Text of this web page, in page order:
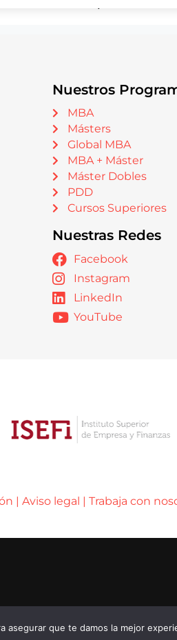
Nuestros
MBA
Másters
Global MBA
MBA + Máster
Máster Dobles
PDD
Cursos Superiores
Nuestras Redes
Facebook
Instagram
LinkedIn
YouTube
| Aviso legal | Trabaja con
asegurar que te damos la mejor